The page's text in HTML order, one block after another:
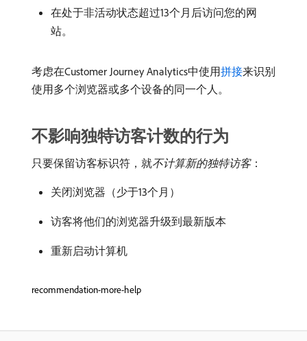
在处于非活动状态超过13个月后访问您的网
站。
考虑在Customer Journey Analytics中使用拼接来识别
使用多个浏览器或多个设备的同一个人。
不影响独特访客计数的行为
只要保留访客标识符，就​不计算新的独特访客：
关闭浏览器（少于13个月）
访客将他们的浏览器升级到最新版本
重新启动计算机
recommendation-more-help